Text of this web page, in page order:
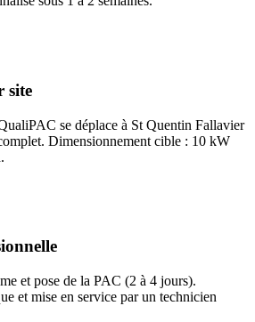
site
se déplace à St Quentin Fallavier
Dimensionnement cible : 10 kW
et pose de la PAC (2 à 4 jours).
et mise en service par un technicien